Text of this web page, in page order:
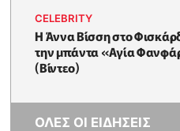
CELEBRITY
Η Άννα Βίσση στο
την μπάντα «Αγία
(Βίντεο)
ΟΛΕΣ ΟΙ ΕΙΔΗΣΕΙΣ